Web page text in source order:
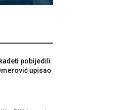
pobijedili
upisao